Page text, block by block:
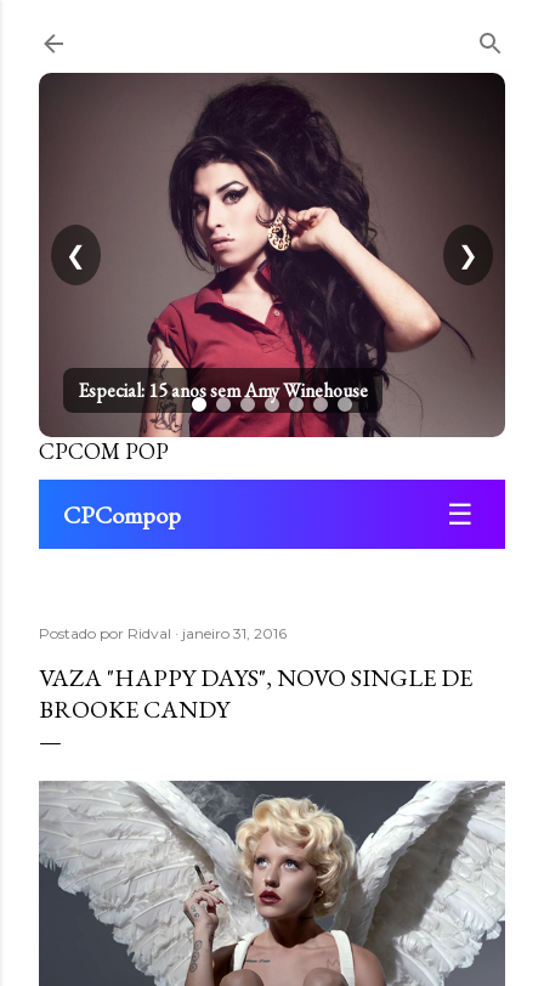
Especial: 15 anos sem Amy Winehouse
❮ ❯
CPCOM POP
CPCompop ☰
Postado por Ridval janeiro 31, 2016
VAZA "HAPPY DAYS", NOVO SINGLE DE
BROOKE CANDY